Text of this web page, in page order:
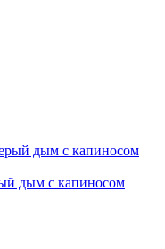
дым с капиносом